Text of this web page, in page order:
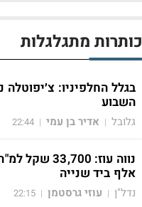
כותרות מתגלגלות
השבוע
גלובל | אדיר בן עמי |
22:44
אלף ביד שנייה
נדל"ן | עוזי גרסטמן |
22:15